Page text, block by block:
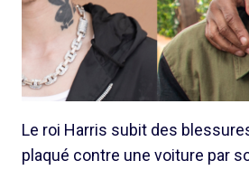
Le roi Harris subit des
plaqué contre une voiture par